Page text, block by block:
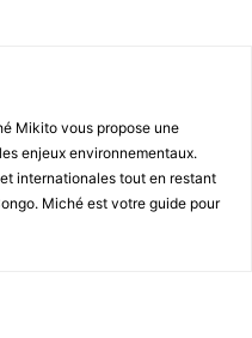
Mikito vous propose une
enjeux environnementaux.
internationales tout en restant
Miché est votre guide pour